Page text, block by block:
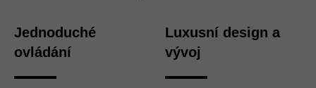
Jednoduché
ovládání
Luxusní design a
vývoj